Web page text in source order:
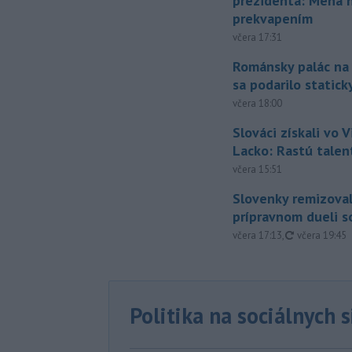
prekvapením
včera 17:31
Románsky palác
sa podarilo
včera 18:00
Slováci získali vo
Lacko: Rastú
včera 15:51
Slovenky
prípravnom dueli
včera 17:13, aktualizované
včera 19:45
Politika na sociálnych